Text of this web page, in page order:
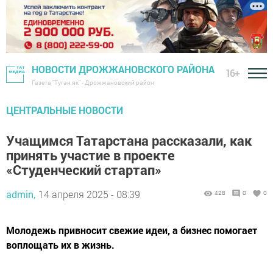
НОВОСТИ ДРОЖЖАНОВСКОГО РАЙОНА
Газета "Туган як" - Дрожжановский район
16+
ЦЕНТРАЛЬНЫЕ НОВОСТИ
Учащимся Татарстана рассказали, как
принять участие в проекте
«Студенческий стартап»
admin, 14 апреля 2025 - 08:39 428 0 0
Молодежь привносит свежие идеи, а бизнес помогает
воплощать их в жизнь.